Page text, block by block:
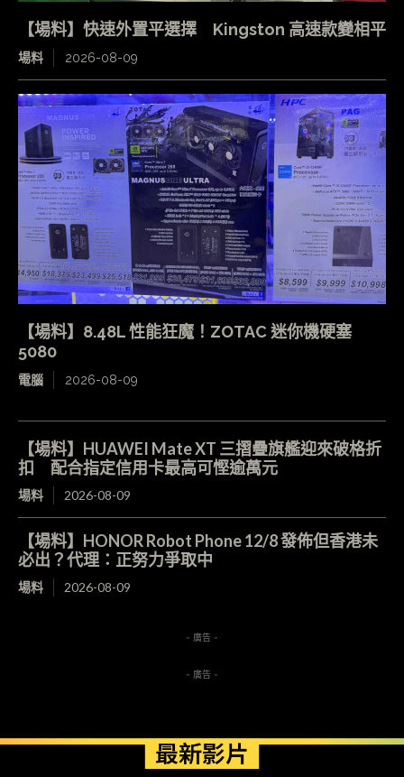
【場料】快速外置平選擇 Kingston 高速款變相平
場料 2026-08-09
【場料】8.48L 性能狂魔！ZOTAC 迷你機硬塞
5080
電腦 2026-08-09
【場料】HUAWEI Mate XT 三摺疊旗艦迎來破格折
扣 配合指定信用卡最高可慳逾萬元
場料 2026-08-09
【場料】HONOR Robot Phone 12/8 發佈但香港未
必出？代理：正努力爭取中
場料 2026-08-09
- 廣告 -
- 廣告 -
最新影片